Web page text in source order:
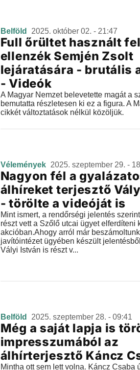
Belföld 2025. október 02. - 21:47
Full őrültet használt
ellenzék Semjén Zsolt
lejáratására - brutális
- Videók
A Magyar Nemzet belevetette magát a
bemutatta részletesen ki ez a figura. A
cikkét változtatások nélkül közöljük.
Vélemények 2025. szeptember 29. -
Nagyon fél a
álhíreket terjesztő
- törölte a videóját is
Mint ismert, a rendőrségi jelentés
részt vett a Szőlő utcai ügyet elferdíteni
akcióban.Ahogy arról már
javítóintézet ügyében készült
Vályi István is részt v...
Belföld 2025. szeptember 28. - 09:41
Még a saját lapja is
impresszumából az
álhírterjesztő Káncz
Mintha ott sem lett volna. Káncz Csaba